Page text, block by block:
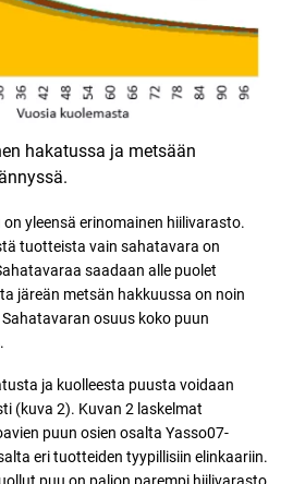
hakatussa ja metsään
yleensä erinomainen hiilivarasto.
tuotteista vain sahatavara on
saadaan alle puolet
järeän metsän hakkuussa on noin
osuus koko puun
ja kuolleesta puusta voidaan
(kuva 2). Kuvan 2 laskelmat
puun osien osalta Yasso07-
eri tuotteiden tyypillisiin elinkaariin.